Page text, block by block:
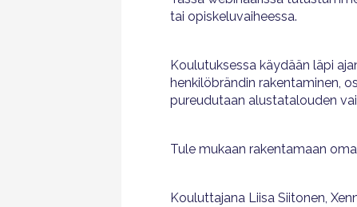
tai opiskeluvaiheessa.
Koulutuksessa käydään läpi
henkilöbrändin rakentaminen,
pureudutaan alustatalouden
Tule mukaan rakentamaan
Kouluttajana Liisa Siitonen,